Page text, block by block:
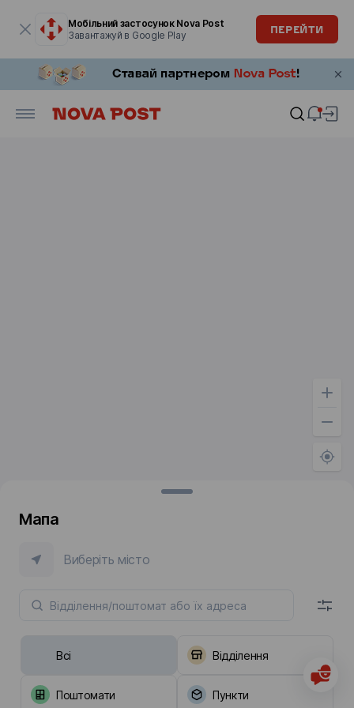
Мобільний застосунок Nova Post
Завантажуй в Google Play
ПЕРЕЙТИ
Мапа
Виберіть місто
Всі Відділення
Поштомати Пункти